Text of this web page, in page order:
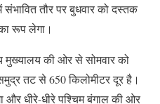
तौर पर बुधवार को दस्तक
रूप लेगा।
मुख्यालय की ओर से सोमवार को
तट से 650 किलोमीटर दूर है।
धीरे-धीरे पश्चिम बंगाल की ओर